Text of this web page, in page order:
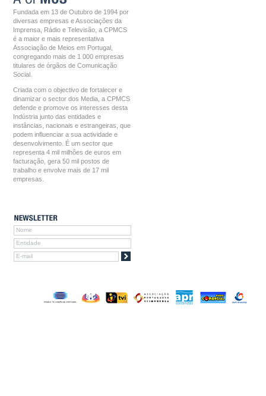
Fundada em 13 de Outubro de 1994 por
diversas empresas e Associações da
Imprensa, Rádio e Televisão, a CPMCS
é a maior e mais representativa
Associação de Meios em Portugal,
congregando mais de 1 000 empresas
titulares de órgãos de Comunicação
Social.
Criada com o objectivo de fortalecer e
dinamizar o sector dos Media, a CPMCS
defende e promove os interesses desta
Indústria junto das entidades e
instâncias, nacionais e estrangeiras, que
podem influenciar a sua actividade e
desenvolvimento. É um sector que
representa 4 mil milhões de euros em
facturação, gera 50 mil postos de
trabalho e envolve mais de 17 mil
empresas.